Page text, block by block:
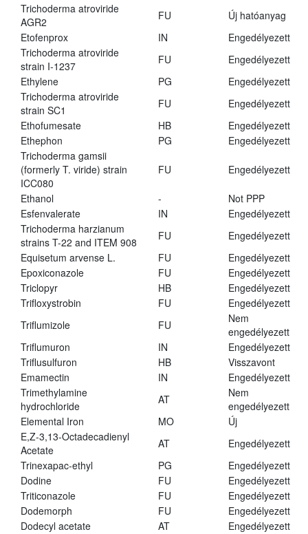
Trichoderma atroviride
AGR2
FU
Új hatóanyag
Etofenprox
IN
Engedélyezett
Trichoderma atroviride
strain I-1237
FU
Engedélyezett
Ethylene
PG
Engedélyezett
Trichoderma atroviride
strain SC1
FU
Engedélyezett
Ethofumesate
HB
Engedélyezett
Ethephon
PG
Engedélyezett
Trichoderma gamsii
(formerly T. viride) strain
ICC080
FU Engedélyezett
Ethanol -
Not PPP
Esfenvalerate
IN
Engedélyezett
Trichoderma harzianum
strains T-22 and ITEM 908
FU
Engedélyezett
Equisetum arvense L.
FU
Engedélyezett
Epoxiconazole
FU
Engedélyezett
Triclopyr
HB
Engedélyezett
Trifloxystrobin
FU
Engedélyezett
Triflumizole
FU
Nem
engedélyezett
Triflumuron
IN
Engedélyezett
Triflusulfuron
HB
Visszavont
Emamectin
IN
Engedélyezett
Trimethylamine
hydrochloride
AT
Nem
engedélyezett
Elemental Iron
MO
Új
E,Z-3,13-Octadecadienyl
Acetate
AT
Engedélyezett
Trinexapac-ethyl
PG
Engedélyezett
Dodine
FU
Engedélyezett
Triticonazole
FU
Engedélyezett
Dodemorph
FU
Engedélyezett
Dodecyl acetate
AT Engedélyezett